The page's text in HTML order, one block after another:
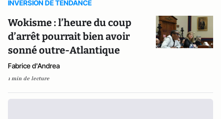
INVERSION DE TENDANCE
Wokisme : l’heure du coup
d’arrêt pourrait bien avoir
sonné outre-Atlantique
Fabrice d'Andrea
1 min de lecture